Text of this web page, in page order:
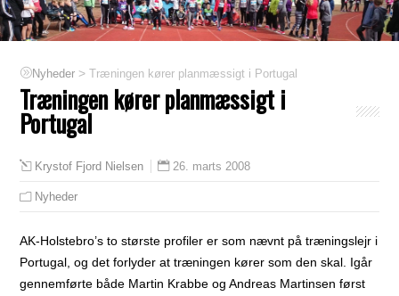
Nyheder >Træningen kører planmæssigt i Portugal
Træningen kører planmæssigt i
Portugal
Krystof Fjord Nielsen 26. marts 2008
Nyheder
AK-Holstebro’s to største profiler er som nævnt på træningslejr i
Portugal, og det forlyder at træningen kører som den skal. Igår
gennemførte både Martin Krabbe og Andreas Martinsen først